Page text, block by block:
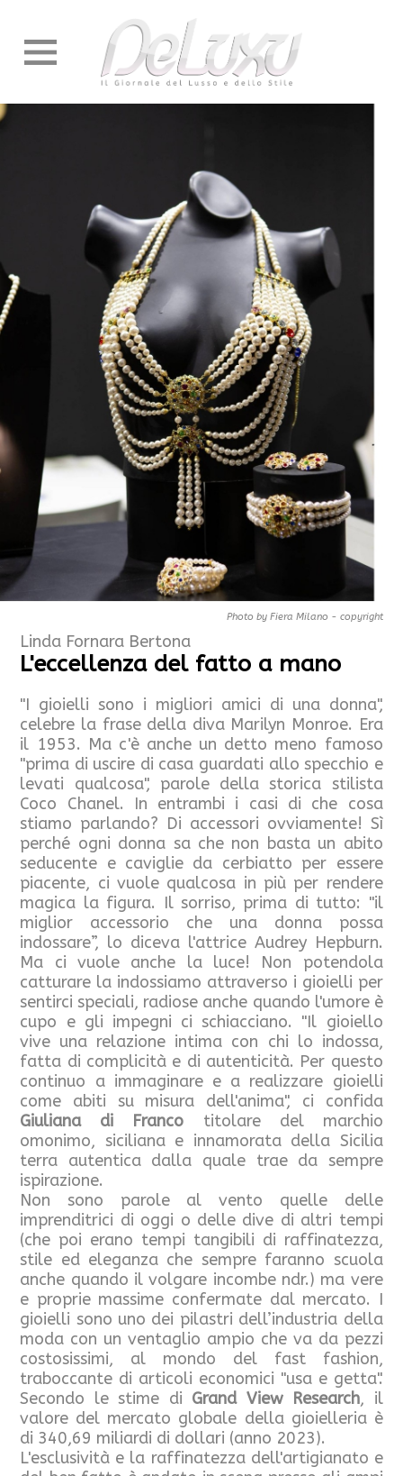
Photo by Fiera Milano - copyright
Linda Fornara Bertona
L'eccellenza del fatto a mano
"I gioielli sono i migliori amici di una donna",
celebre la frase della diva Marilyn Monroe. Era
il 1953. Ma c'è anche un detto meno famoso
"prima di uscire di casa guardati allo specchio e
levati qualcosa", parole della storica stilista
Coco Chanel. In entrambi i casi di che cosa
stiamo parlando? Di accessori ovviamente! Sì
perché ogni donna sa che non basta un abito
seducente e caviglie da cerbiatto per essere
piacente, ci vuole qualcosa in più per rendere
magica la figura. Il sorriso, prima di tutto: "il
miglior accessorio che una donna possa
indossare”, lo diceva l'attrice Audrey Hepburn.
Ma ci vuole anche la luce! Non potendola
catturare la indossiamo attraverso i gioielli per
sentirci speciali, radiose anche quando l'umore è
cupo e gli impegni ci schiacciano. "Il gioiello
vive una relazione intima con chi lo indossa,
fatta di complicità e di autenticità. Per questo
continuo a immaginare e a realizzare gioielli
come abiti su misura dell'anima", ci confida
Giuliana di Franco titolare del marchio
omonimo, siciliana e innamorata della Sicilia
terra autentica dalla quale trae da sempre
ispirazione.
Non sono parole al vento quelle delle
imprenditrici di oggi o delle dive di altri tempi
(che poi erano tempi tangibili di raffinatezza,
stile ed eleganza che sempre faranno scuola
anche quando il volgare incombe ndr.) ma vere
e proprie massime confermate dal mercato. I
gioielli sono uno dei pilastri dell’industria della
moda con un ventaglio ampio che va da pezzi
costosissimi, al mondo del fast fashion,
traboccante di articoli economici "usa e getta".
Secondo le stime di Grand View Research, il
valore del mercato globale della gioielleria è
di 340,69 miliardi di dollari (anno 2023).
L'esclusività e la raffinatezza dell'artigianato e